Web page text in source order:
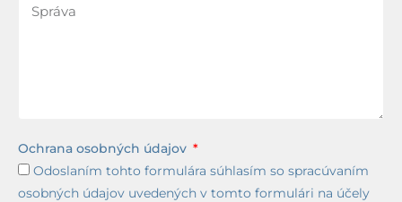
Ochrana osobných údajov
Odoslaním tohto formulára súhlasím so spracúvaním
osobných údajov uvedených v tomto formulári na účely